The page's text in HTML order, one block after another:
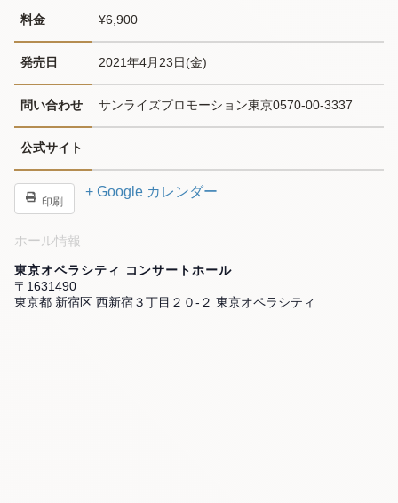
料金 ¥6,900
発売日 2021年4月23日(金)
問い合わせ サンライズプロモーション東京0570-00-3337
公式サイト
印刷
+ Google カレンダー
ホール情報
東京オペラシティ コンサートホール
〒1631490
東京都 新宿区 西新宿３丁目２０-２ 東京オペラシティ